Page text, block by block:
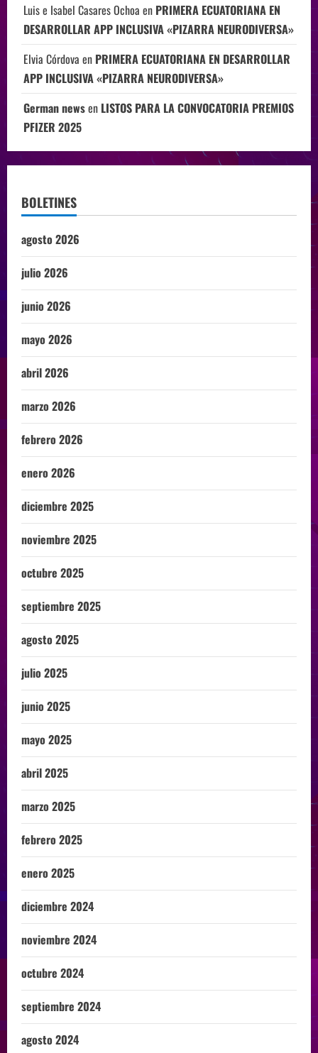
Luis e Isabel Casares Ochoa en PRIMERA ECUATORIANA EN
DESARROLLAR APP INCLUSIVA «PIZARRA NEURODIVERSA»
Elvia Córdova en PRIMERA ECUATORIANA EN DESARROLLAR
APP INCLUSIVA «PIZARRA NEURODIVERSA»
German newsen LISTOS PARA LA CONVOCATORIA PREMIOS
PFIZER 2025
BOLETINES
agosto 2026
julio 2026
junio 2026
mayo 2026
abril 2026
marzo 2026
febrero 2026
enero 2026
diciembre 2025
noviembre 2025
octubre 2025
septiembre 2025
agosto 2025
julio 2025
junio 2025
mayo 2025
abril 2025
marzo 2025
febrero 2025
enero 2025
diciembre 2024
noviembre 2024
octubre 2024
septiembre 2024
agosto 2024